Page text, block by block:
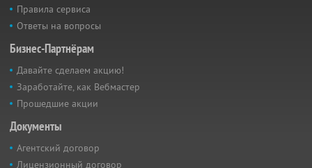
Правила сервиса
Ответы на вопросы
Бизнес-Партнёрам
Давайте сделаем акцию!
Заработайте, как Вебмастер
Прошедшие акции
Документы
Агентский договор
Лицензионный договор